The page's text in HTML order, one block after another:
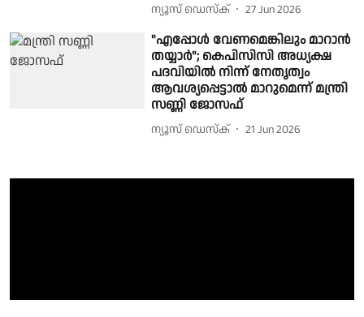
ന്യൂസ് ഡെസ്ക് 27 Jun 2026
"എപ്പോൾ വേണമെങ്കിലും മാറാൻ
തയ്യാർ"; കെപിസിസി അധ്യക്ഷ
പദവിയിൽ നിന്ന് നേതൃത്വം
ആവശ്യപ്പെട്ടാൽ മാറുമെന്ന് മന്ത്രി
സണ്ണി ജോസഫ്
ന്യൂസ് ഡെസ്ക് 21 Jun 2026